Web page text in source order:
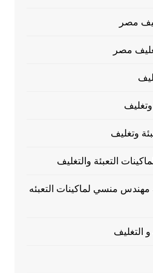
مصر
مصر
وتغليف
التعبئة والتغليف
منسي لماكينات التعبئه
و التغليف